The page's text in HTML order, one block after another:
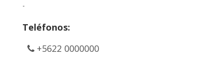
-
Teléfonos:
+5622 0000000